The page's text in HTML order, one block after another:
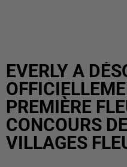
EVERLY A
PREMIÈRE
CONCOURS
VILLAGES